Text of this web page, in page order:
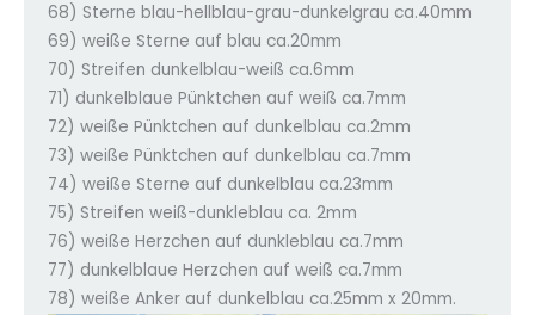
68) Sterne blau-hellblau-grau-dunkelgrau ca.40mm
69) weiße Sterne auf blau ca.20mm
70) Streifen dunkelblau-weiß ca.6mm
71) dunkelblaue Pünktchen auf weiß ca.7mm
72) weiße Pünktchen auf dunkelblau ca.2mm
73) weiße Pünktchen auf dunkelblau ca.7mm
74) weiße Sterne auf dunkelblau ca.23mm
75) Streifen weiß-dunkleblau ca. 2mm
76) weiße Herzchen auf dunkleblau ca.7mm
77) dunkelblaue Herzchen auf weiß ca.7mm
78) weiße Anker auf dunkelblau ca.25mm x 20mm.